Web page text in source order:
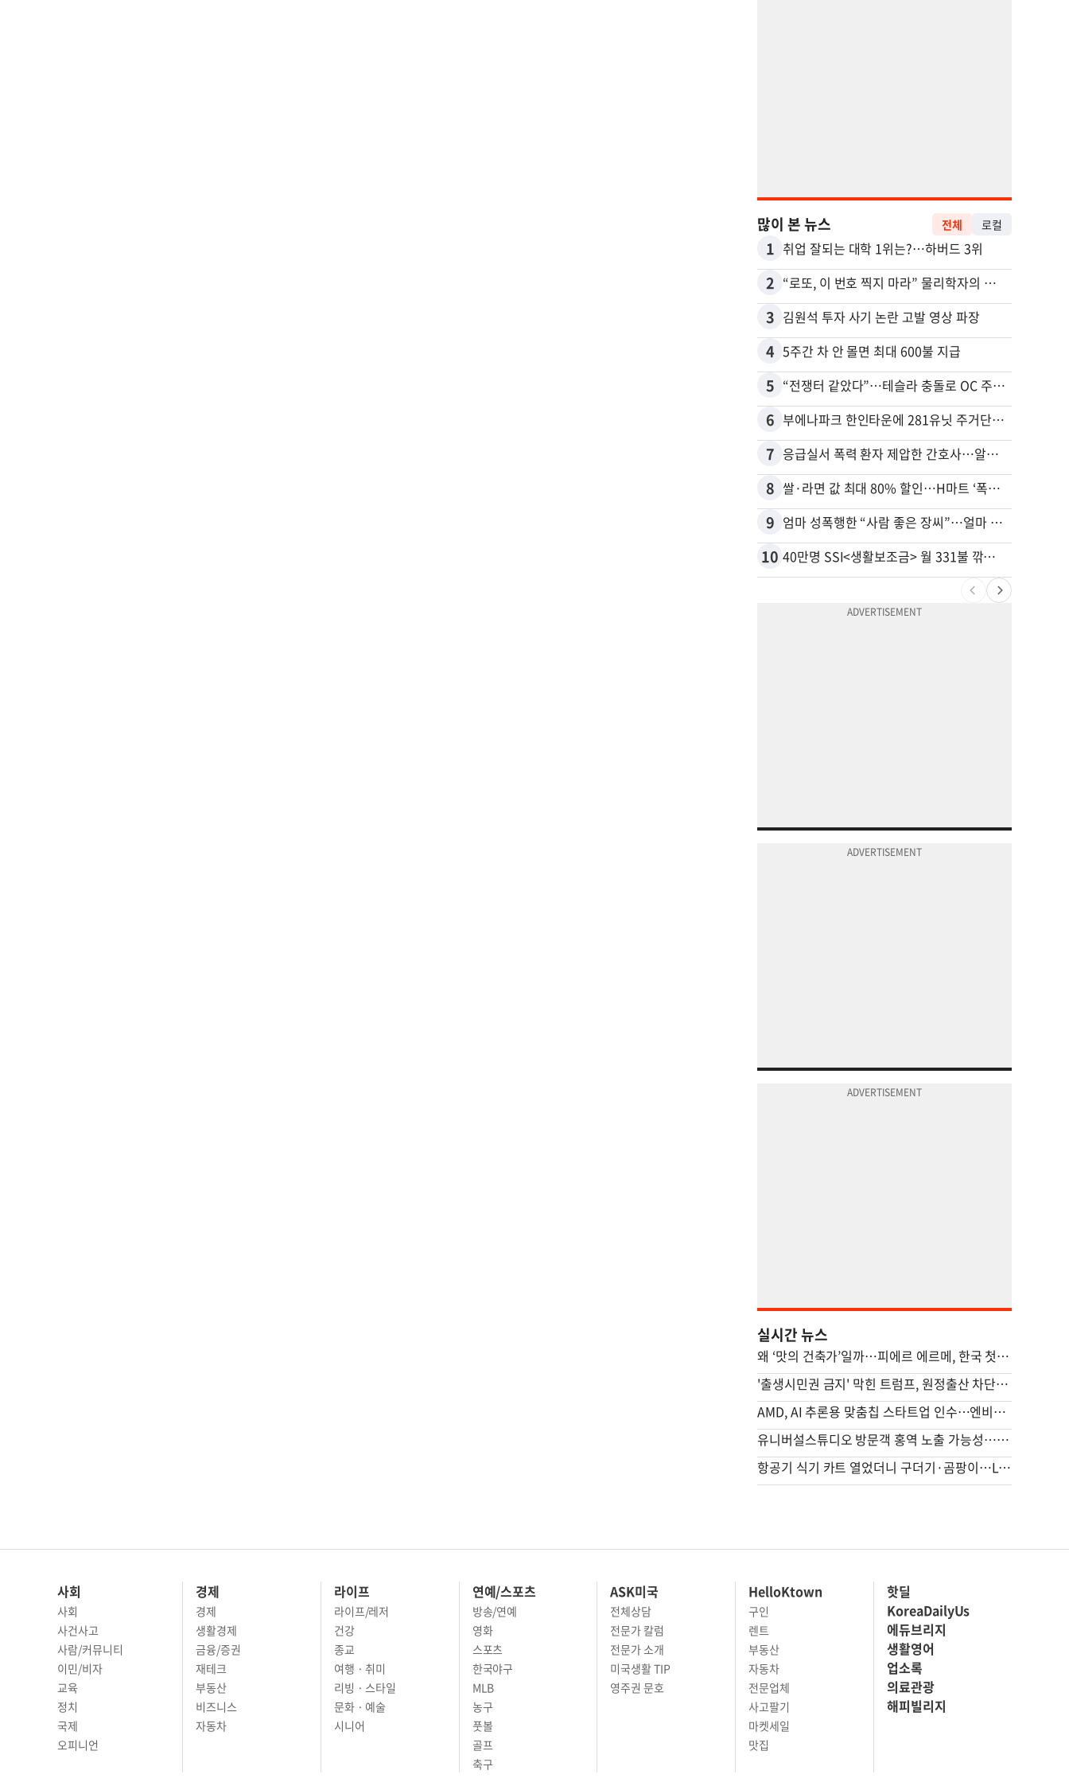
많이 본 뉴스 전체 로컬
1 취업 잘되는 대학 1위는?…하버드 3위
2 “로또, 이 번호 찍지 마라” 물리학자의 당첨금 높이는 비밀
3 김원석 투자 사기 논란 고발 영상 파장
4 5주간 차 안 몰면 최대 600불 지급
5 “전쟁터 같았다”…테슬라 충돌로 OC 주택 4채 파손
6 부에나파크 한인타운에 281유닛 주거단지 들어선다
7 응급실서 폭력 환자 제압한 간호사…알고 보니
8 쌀·라면 값 최대 80% 할인…H마트 ‘폭탄 세일’
9 엄마 성폭행한 “사람 좋은 장씨”…얼마 뒤 딸 배도 불러왔다
10 40만명 SSI<생활보조금> 월 331불 깎이나
실시간 뉴스
왜 ‘맛의 건축가’일까…피에르 에르메, 한국 첫 카페 열다 [쿠캉]
'출생시민권 금지' 막힌 트럼프, 원정출산 차단 행정명령 서명(종합)
AMD, AI 추론용 맞춤칩 스타트업 인수…엔비디아 추격 가속
유니버설스튜디오 방문객 홍역 노출 가능성…LA카운티 경고
항공기 식기 카트 열었더니 구더기·곰팡이…LAX 기내식 업체 논란
사회
사회
사건사고
사람/커뮤니티
이민/비자
교육
정치
국제
오피니언
경제
경제
생활경제
금융/증권
재테크
부동산
비즈니스
자동차
라이프
라이프/레저
건강
종교
여행 · 취미
리빙 · 스타일
문화 · 예술
시니어
연예/스포츠
방송/연예
영화
스포츠
한국야구
MLB
농구
풋볼
골프
축구
ASK미국
전체상담
전문가 칼럼
전문가 소개
미국생활 TIP
영주권 문호
HelloKtown
구인
렌트
부동산
자동차
전문업체
사고팔기
마켓세일
맛집
핫딜
KoreaDailyUs
에듀브리지
생활영어
업소록
의료관광
해피빌리지